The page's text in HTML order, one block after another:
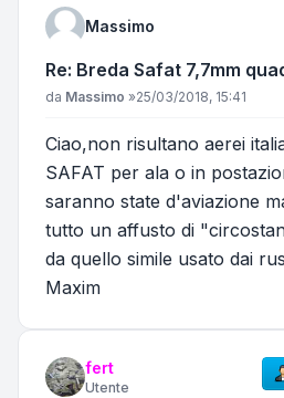
Massimo
Re: Breda Safat 7,7mm
Messaggio
da Massimo »25/03/2018, 15:41
Ciao,non risultano aerei
SAFAT per ala o in
saranno state d'aviazione
tutto un affusto di
da quello simile usato dai
Maxim
fert
Utente